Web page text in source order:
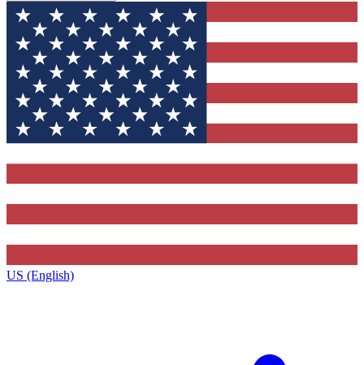
US (English)